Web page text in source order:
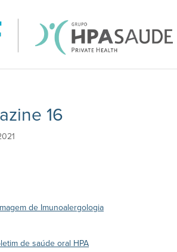
16
de Imunoalergologia
de saúde oral HPA